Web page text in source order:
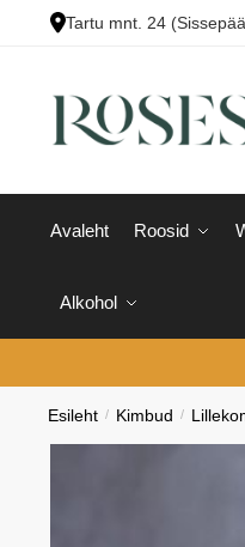
Tartu mnt. 24
Avaleht Roosid
Alkohol
Esileht / Kimbud /